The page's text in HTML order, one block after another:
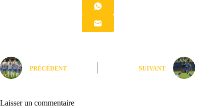
PRÉCÉDENT SUIVANT
Laisser un commentaire